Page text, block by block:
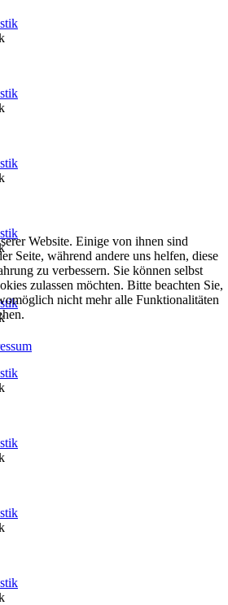
Website. Einige von ihnen sind
Seite, während andere uns helfen, diese
zu verbessern. Sie können selbst
zulassen möchten. Bitte beachten Sie,
nicht mehr alle Funktionalitäten